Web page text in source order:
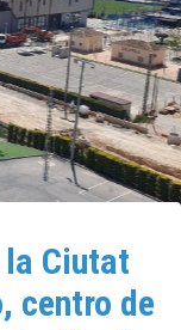
Ciutat
centro de